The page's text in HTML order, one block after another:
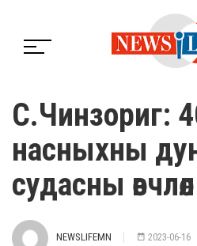
С.Чинзориг:
насныхны
судасны
NEWSLIFEMN 2023-06-16